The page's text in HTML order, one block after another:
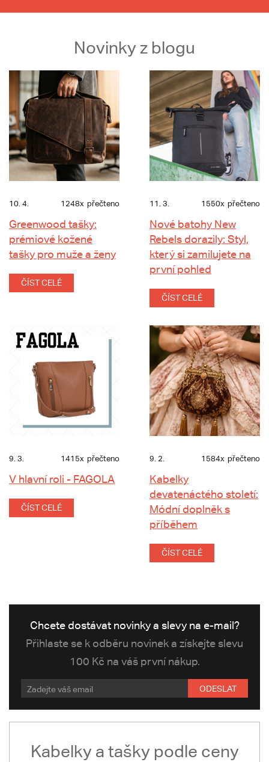
Novinky z blogu
10. 4. 1248x přečteno
Greenwood tašky:
prémiové kožené
tašky pro muže a ženy
ČÍST CELÉ
11. 3. 1550x přečteno
Nové batohy New
Rebels dorazily: Styl,
který si zamilujete na
první pohled
ČÍST CELÉ
9. 3. 1415x přečteno
V hlavní roli - FAGOLA
ČÍST CELÉ
9. 2. 1584x přečteno
Kabelky
devatenáctého století:
Módní doplněk s
příběhem
ČÍST CELÉ
Chcete dostávat novinky a slevy na e-mail?
Přihlaste se k odběru novinek a získejte slevu
100 Kč na váš první nákup.
ODESLAT
Kabelky a tašky podle ceny